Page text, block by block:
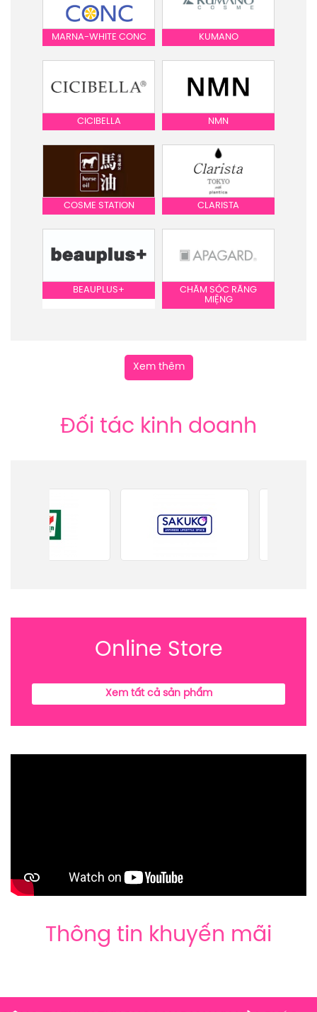
MARNA-WHITE CONC KUMANO
CICIBELLA NMN
COSME STATION CLARISTA
BEAUPLUS+
CHĂM SÓC RĂNG
MIỆNG
Xem thêm
Đối tác kinh doanh
Online Store
Xem tất cả sản phẩm
Thông tin khuyến mãi